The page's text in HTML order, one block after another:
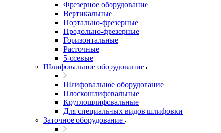
Фрезерное оборудование
Вертикальные
Портально-фрезерные
Продольно-фрезерные
Горизонтальные
Расточные
5-осевые
Шлифовальное оборудование
Шлифовальное оборудование
Плоскошлифовальные
Круглошлифовальные
Для специальных видов шлифовки
Заточное оборудование